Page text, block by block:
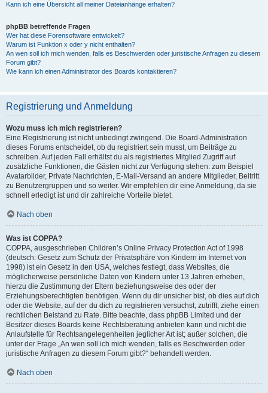
Kann ich eine Übersicht all meiner Dateianhänge erhalten?
phpBB betreffende Fragen
Wer hat diese Forensoftware entwickelt?
Warum ist Funktion x oder y nicht enthalten?
An wen soll ich mich wenden, falls es Beschwerden oder juristische Anfragen zu diesem
Forum gibt?
Wie kann ich einen Administrator des Boards kontaktieren?
Registrierung und Anmeldung
Wozu muss ich mich registrieren?
Eine Registrierung ist nicht unbedingt zwingend. Die Board-Administration
dieses Forums entscheidet, ob du registriert sein musst, um Beiträge zu
schreiben. Auf jeden Fall erhältst du als registriertes Mitglied Zugriff auf
zusätzliche Funktionen, die Gästen nicht zur Verfügung stehen: zum Beispiel
Avatarbilder, Private Nachrichten, E-Mail-Versand an andere Mitglieder, Beitritt
zu Benutzergruppen und so weiter. Wir empfehlen dir eine Anmeldung, da sie
schnell erledigt ist und dir zahlreiche Vorteile bietet.
Nach oben
Was ist COPPA?
COPPA, ausgeschrieben Children’s Online Privacy Protection Act of 1998
(deutsch: Gesetz zum Schutz der Privatsphäre von Kindern im Internet von
1998) ist ein Gesetz in den USA, welches festlegt, dass Websites, die
möglicherweise persönliche Daten von Kindern unter 13 Jahren erheben,
hierzu die Zustimmung der Eltern beziehungsweise des oder der
Erziehungsberechtigten benötigen. Wenn du dir unsicher bist, ob dies auf dich
oder die Website, auf der du dich zu registrieren versuchst, zutrifft, ziehe einen
rechtlichen Beistand zu Rate. Bitte beachte, dass phpBB Limited und der
Besitzer dieses Boards keine Rechtsberatung anbieten kann und nicht die
Anlaufstelle für Rechtsangelegenheiten jeglicher Art ist; außer solchen, die
unter der Frage „An wen soll ich mich wenden, falls es Beschwerden oder
juristische Anfragen zu diesem Forum gibt?“ behandelt werden.
Nach oben